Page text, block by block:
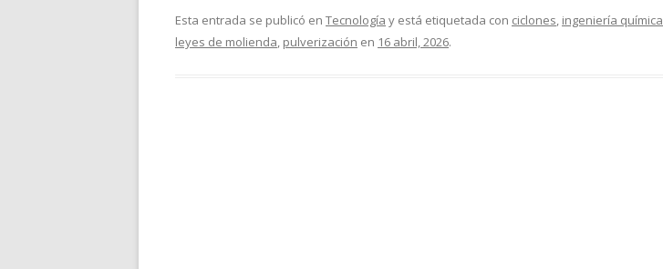
Esta entrada se publicó en Tecnología y está etiquetada con ciclones, ingeniería química
leyes de molienda, pulverización en 16 abril, 2026.